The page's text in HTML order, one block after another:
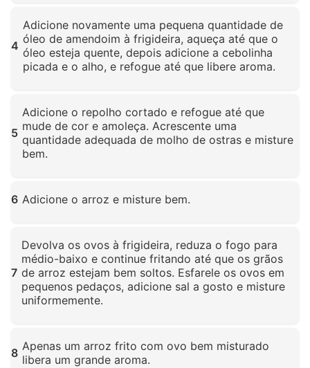
4
Adicione novamente uma pequena quantidade de
óleo de amendoim à frigideira, aqueça até que o
óleo esteja quente, depois adicione a cebolinha
picada e o alho, e refogue até que libere aroma.
5
Adicione o repolho cortado e refogue até que
mude de cor e amoleça. Acrescente uma
quantidade adequada de molho de ostras e misture
bem.
6 Adicione o arroz e misture bem.
7
Devolva os ovos à frigideira, reduza o fogo para
médio-baixo e continue fritando até que os grãos
de arroz estejam bem soltos. Esfarele os ovos em
pequenos pedaços, adicione sal a gosto e misture
uniformemente.
8 Apenas um arroz frito com ovo bem misturado
libera um grande aroma.